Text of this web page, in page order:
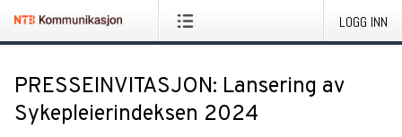
LOGG INN
PRESSEINVITASJON: Lansering av
Sykepleierindeksen 2024